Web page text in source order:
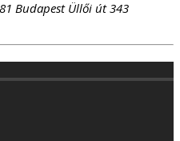
Budapest Üllői út 343